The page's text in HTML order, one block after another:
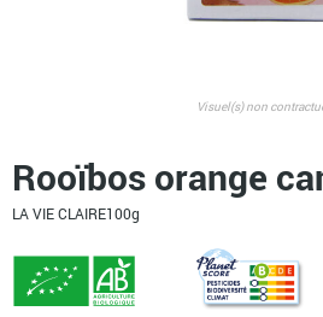
Visuel(s) non
Rooïbos orange
LA VIE CLAIRE100g